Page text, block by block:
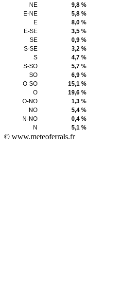
NE
9,8 %
E-NE
5,8 %
E
8,0 %
E-SE
3,5 %
SE
0,9 %
S-SE
3,2 %
S
4,7 %
S-SO
5,7 %
SO
6,9 %
O-SO
15,1 %
O
19,6 %
O-NO
1,3 %
NO
5,4 %
N-NO
0,4 %
N
5,1 %
© www.meteoferrals.fr